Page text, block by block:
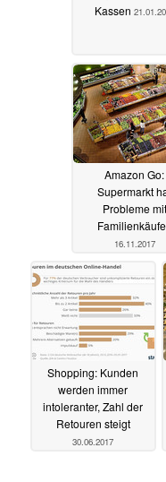
Kassen
Amazon Go:
Supermarkt
Probleme mit
16.11.2017
Shopping: Kunden
werden immer
intoleranter, Zahl der
Retouren steigt
30.06.2017